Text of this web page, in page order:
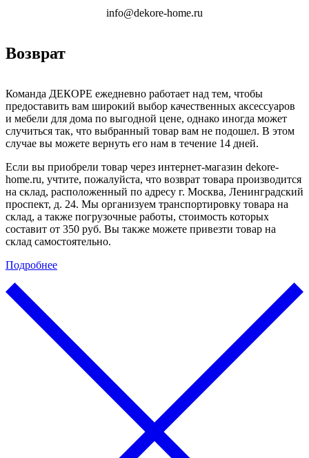
info@dekore-home.ru
Возврат
Команда ДЕКОРЕ ежедневно работает над тем, чтобы
предоставить вам широкий выбор качественных аксессуаров
и мебели для дома по выгодной цене, однако иногда может
случиться так, что выбранный товар вам не подошел. В этом
случае вы можете вернуть его нам в течение 14 дней.
Если вы приобрели товар через интернет-магазин dekore-
home.ru, учтите, пожалуйста, что возврат товара производится
на склад, расположенный по адресу г. Москва, Ленинградский
проспект, д. 24. Мы организуем транспортировку товара на
склад, а также погрузочные работы, стоимость которых
составит от 350 руб. Вы также можете привезти товар на
склад самостоятельно.
Подробнее